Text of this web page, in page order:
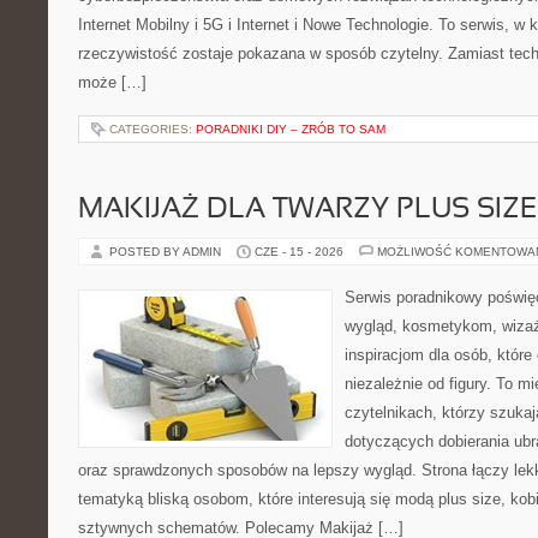
Internet Mobilny i 5G i Internet i Nowe Technologie. To serwis, w
rzeczywistość zostaje pokazana w sposób czytelny. Zamiast
może […]
CATEGORIES: PORADNIKI DIY – ZRÓB TO SAM
MAKIJAŻ DLA TWARZY PLUS SIZE
POSTED BY ADMIN CZE - 15 - 2026 MOŻLIWOŚĆ
Serwis poradnikowy
wygląd, kosmetykom,
inspiracjom dla osób,
niezależnie od figury. To
czytelnikach, którzy
dotyczących dobierania
oraz sprawdzonych sposobów na lepszy wygląd. Strona łączy
tematyką bliską osobom, które interesują się modą plus size,
sztywnych schematów. Polecamy Makijaż […]